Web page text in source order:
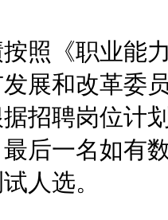
《职业能力
展和改革委
招聘岗位计
后一名如有
人选。